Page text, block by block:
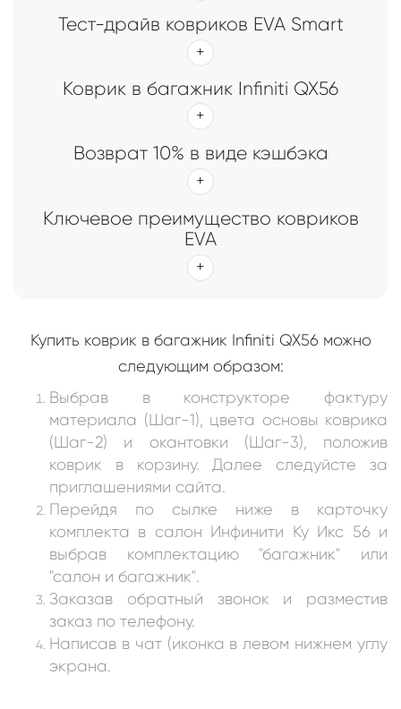
Тест-драйв ковриков EVA Smart
Коврик в багажник Infiniti QX56
Возврат 10% в виде кэшбэка
Ключевое преимущество ковриков
EVA
Купить коврик в багажник Infiniti QX56 можно
следующим образом:
Выбрав в конструкторе фактуру
материала (Шаг-1), цвета основы коврика
(Шаг-2) и окантовки (Шаг-3), положив
коврик в корзину. Далее следуйсте за
приглашениями сайта.
Перейдя по сылке ниже в карточку
комплекта в салон Инфинити Ку Икс 56 и
выбрав комплектацию "багажник" или
"салон и багажник".
Заказав обратный звонок и разместив
заказ по телефону.
Написав в чат (иконка в левом нижнем углу
экрана.